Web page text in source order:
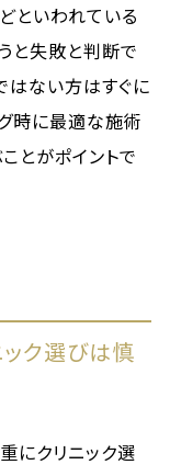
といわれている
と失敗と判断で
はない方はすぐに
時に最適な施術
とがポイントで
ク選びは慎
にクリニック選